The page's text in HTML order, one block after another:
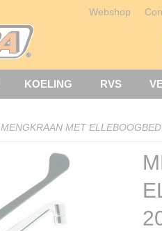
Webshop
KOELING RVS
MENGKRAAN MET